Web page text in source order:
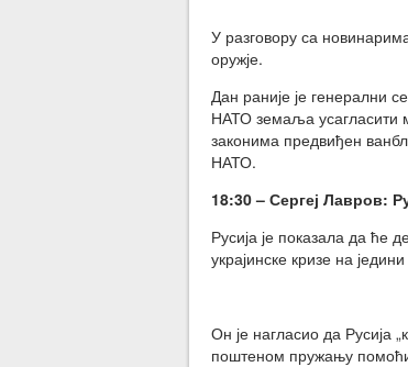
У разговору са
оружје.
Дан раније је генерални
НАТО земаља усагласити
законима предвиђен
НАТО.
18:30 – Сергеј Лавров:
Русија је показала да ће
украјинске кризе на
Он је нагласио да Русија
поштеном пружању помоћи